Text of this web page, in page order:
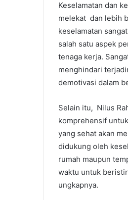
Keselamatan dan
melekat dan lebih
keselamatan
salah satu aspek
tenaga kerja.
menghindari
demotivasi dalam
Selain itu, Nilus
komprehensif
yang sehat akan
didukung oleh
rumah maupun
waktu untuk
ungkapnya.